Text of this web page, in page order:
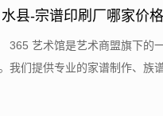
水县-宗谱印刷厂哪家价
​365 艺术馆是艺术商盟旗下的
我们提供专业的家谱制作、族